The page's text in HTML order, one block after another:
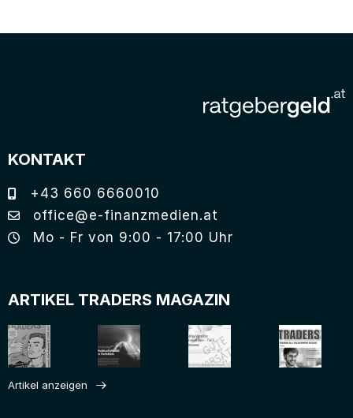
KONTAKT
+43 660 6660010
office@e-finanzmedien.at
Mo - Fr von 9:00 - 17:00 Uhr
ARTIKEL TRADERS MAGAZIN
Artikel anzeigen